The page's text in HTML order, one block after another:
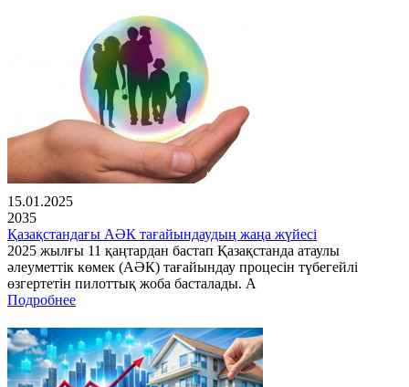
15.01.2025
2035
Қазақстандағы АӘК тағайындаудың жаңа жүйесі
2025 жылғы 11 қаңтардан бастап Қазақстанда атаулы
әлеуметтік көмек (АӘК) тағайындау процесін түбегейлі
өзгертетін пилоттық жоба басталады. А
Подробнее